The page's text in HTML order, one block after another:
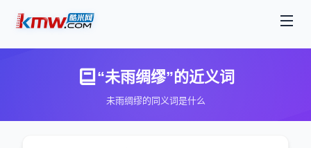
“未雨绸缪”的近义词
未雨绸缪的同义词是什么